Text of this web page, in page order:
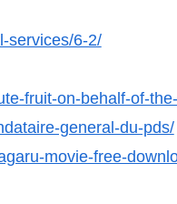
services/6-2/
fruit-on-behalf-of-
general-du-pds/
movie-free-